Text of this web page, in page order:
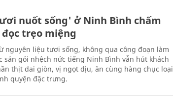
nuốt sống' ở Ninh Bình chấm
trẹo miệng
nguyên liệu tươi sống, không qua công đoạn làm
sản gỏi nhệch nức tiếng Ninh Bình vẫn hút khách
thịt dai giòn, vị ngọt dịu, ăn cùng hàng chục loại
quyện đặc trưng.